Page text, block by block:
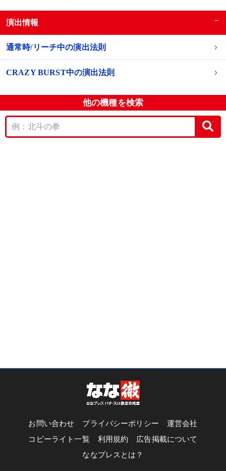
演出情報 −
通常時/リーチ中の演出法則
CRAZY BURST中の演出法則
他の機種を検索
お問い合わせ プライバシーポリシー
運営会社
コピーライト一覧
利用規約
広告掲載について
ななプレスとは？